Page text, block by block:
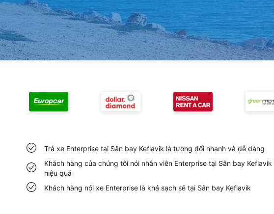
Trả xe Enterprise tại Sân bay Keflavik là tương đối nhanh và dễ dàng
Khách hàng của chúng tôi nói nhân viên Enterprise tại Sân bay Keflavik
hiệu quả
Khách hàng nói xe Enterprise là khá sạch sẽ tại Sân bay Keflavik